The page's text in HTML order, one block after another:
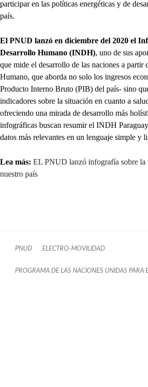
participar en las políticas energéticas y de
país.
El PNUD lanzó en diciembre del 2020 el
Desarrollo Humano (INDH), uno de sus
que mide el desarrollo de las naciones a partir
Humano, que aborda no solo los ingresos
Producto Interno Bruto (PIB) del país- sino
indicadores sobre la situación en cuanto a
ofreciendo una mirada de desarrollo más
infográficas buscan resumir el INDH
datos más relevantes en un lenguaje simple y
Lea más: EL PNUD lanzó infografía sobre la
nuestro país
PNUD ELECTRO-MOVILIDAD
PROGRAMA DE LAS NACIONES UNIDAS PARA